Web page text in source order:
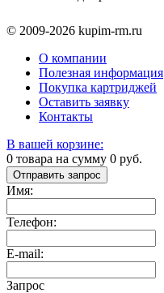
© 2009-2026 kupim-rm.ru
О компании
Полезная информация
Покупка картриджей
Оставить заявку
Контакты
В вашей корзине:
0 товара на сумму 0 руб.
Отправить запрос
Имя:
Телефон:
E-mail:
Запрос